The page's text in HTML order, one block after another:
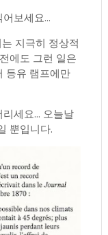
보세요...
지극히 정상적
에도 그런 일은
등유 램프에만
세요... 오늘날
뿐입니다.